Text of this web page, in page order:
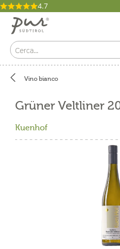
4.7
Vino bianco
Grüner Veltliner
Kuenhof